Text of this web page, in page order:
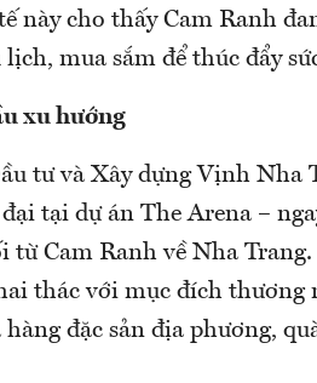
này cho thấy Cam Ranh
mua sắm để thúc đẩy
xu hướng
tư và Xây dựng Vịnh Nha
tại dự án The Arena –
từ Cam Ranh về Nha
thác với mục đích
hàng đặc sản địa phương,